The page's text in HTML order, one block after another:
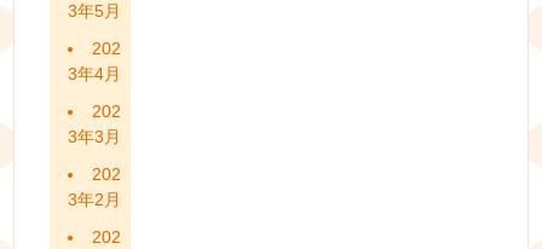
3年5月
202
3年4月
202
3年3月
202
3年2月
202